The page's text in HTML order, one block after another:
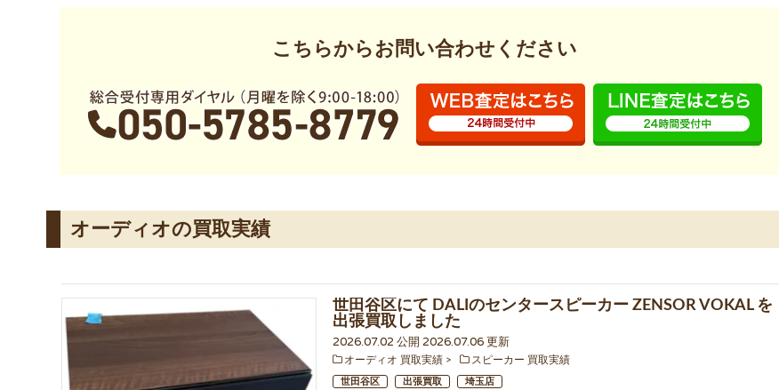
こちらからお問い合わせください
オーディオの買取実績
世田谷区にて DALIのセンタースピーカー ZENSOR VOKAL を
出張買取しました
2026.07.02 公開 2026.07.06 更新
オーディオ 買取実績 スピーカー 買取実績
世田谷区 出張買取 埼玉店